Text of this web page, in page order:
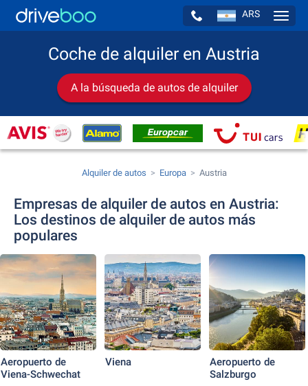
ARS
Coche de alquiler en Austria
A la búsqueda de autos de alquiler
Alquiler de autos Europa Austria
Empresas de alquiler de autos en Austria:
Los destinos de alquiler de autos más
populares
Aeropuerto de
Viena-Schwechat
Viena
Aeropuerto de
Salzburgo